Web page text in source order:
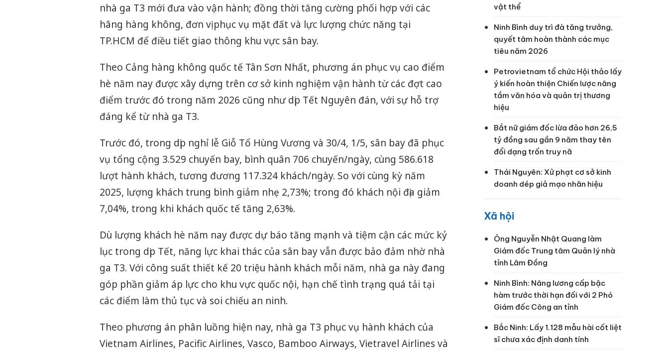
nhà ga T3 mới đưa vào vận hành; đồng thời tăng cường phối hợp với các
hãng hàng không, đơn vị phục vụ mặt đất và lực lượng chức năng tại
TP.HCM để điều tiết giao thông khu vực sân bay.
Theo Cảng hàng không quốc tế Tân Sơn Nhất, phương án phục vụ cao điểm
hè năm nay được xây dựng trên cơ sở kinh nghiệm vận hành từ các đợt cao
điểm trước đó trong năm 2026 cũng như dịp Tết Nguyên đán, với sự hỗ trợ
đáng kể từ nhà ga T3.
Trước đó, trong dịp nghỉ lễ Giỗ Tổ Hùng Vương và 30/4, 1/5, sân bay đã phục
vụ tổng cộng 3.529 chuyến bay, bình quân 706 chuyến/ngày, cùng 586.618
lượt hành khách, tương đương 117.324 khách/ngày. So với cùng kỳ năm
2025, lượng khách trung bình giảm nhẹ 2,73%; trong đó khách nội địa giảm
7,04%, trong khi khách quốc tế tăng 2,63%.
Dù lượng khách hè năm nay được dự báo tăng mạnh và tiệm cận các mức kỷ
lục trong dịp Tết, năng lực khai thác của sân bay vẫn được bảo đảm nhờ nhà
ga T3. Với công suất thiết kế 20 triệu hành khách mỗi năm, nhà ga này đang
góp phần giảm áp lực cho khu vực quốc nội, hạn chế tình trạng quá tải tại
các điểm làm thủ tục và soi chiếu an ninh.
Theo phương án phân luồng hiện nay, nhà ga T3 phục vụ hành khách của
Vietnam Airlines, Pacific Airlines, Vasco, Bamboo Airways, Vietravel Airlines và
vật thể
Ninh Bình duy trì đà tăng trưởng,
quyết tâm hoàn thành các mục
tiêu năm 2026
Petrovietnam tổ chức Hội thảo lấy
ý kiến hoàn thiện Chiến lược nâng
tầm văn hóa và quản trị thương
hiệu
Bắt nữ giám đốc lừa đảo hơn 26,5
tỷ đồng sau gần 9 năm thay tên
đổi dạng trốn truy nã
Thái Nguyên: Xử phạt cơ sở kinh
doanh dép giả mạo nhãn hiệu
Xã hội
Ông Nguyễn Nhật Quang làm
Giám đốc Trung tâm Quản lý nhà
tỉnh Lâm Đồng
Ninh Bình: Nâng lương cấp bậc
hàm trước thời hạn đối với 2 Phó
Giám đốc Công an tỉnh
Bắc Ninh: Lấy 1.128 mẫu hài cốt liệt
sĩ chưa xác định danh tính